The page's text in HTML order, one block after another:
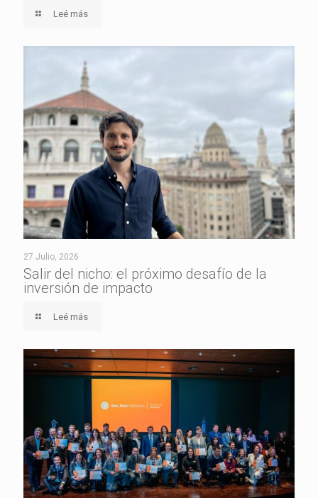
Leé más
27 Julio, 2026
Salir del nicho: el próximo desafío de la
inversión de impacto
Leé más